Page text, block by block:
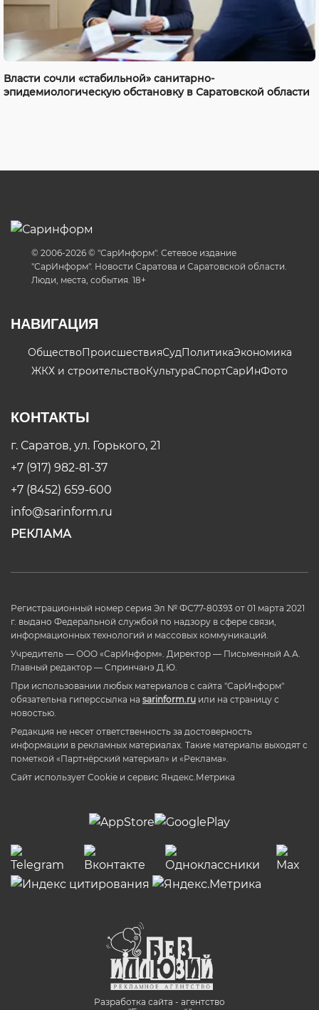
Власти сочли «стабильной» санитарно-
эпидемиологическую обстановку в Саратовской области
© 2006-2026 © "СарИнформ". Сетевое издание
"СарИнформ". Новости Саратова и Саратовской области.
Люди, места, события. 18+
НАВИГАЦИЯ
ОбществоПроисшествияСудПолитикаЭкономика
ЖКХ и строительствоКультураСпортСарИнФото
КОНТАКТЫ
г. Саратов, ул. Горького, 21
+7 (917) 982-81-37
+7 (8452) 659-600
info@sarinform.ru
РЕКЛАМА
Регистрационный номер серия Эл № ФС77-80393 от 01 марта 2021
г. выдано Федеральной службой по надзору в сфере связи,
информационных технологий и массовых коммуникаций.
Учредитель — ООО «СарИнформ». Директор — Письменный А.А.
Главный редактор — Спринчанэ Д.Ю.
При использовании любых материалов с сайта "СарИнформ"
обязательна гиперссылка на sarinform.ru или на страницу с
новостью.
Редакция не несет ответственность за достоверность
информации в рекламных материалах. Такие материалы выходят с
пометкой «Партнёрский материал» и «Реклама».
Сайт использует Cookie и сервиc Яндекс.Метрика
Разработка сайта - агентство